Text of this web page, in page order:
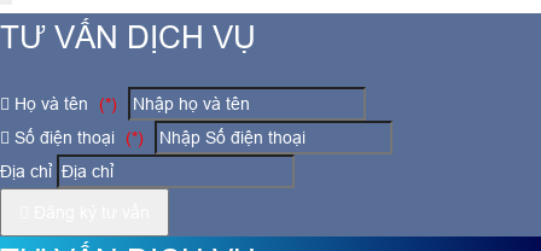
TƯ VẤN DỊCH VỤ
Họ và tên
(*)
Số điện thoại
(*)
Địa chỉ